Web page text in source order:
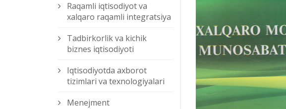
Raqamli iqtisodiyot va
xalqaro raqamli integratsiya
Tadbirkorlik va kichik
biznes iqtisodiyoti
Iqtisodiyotda axborot
tizimlari va texnologiyalari
Menejment